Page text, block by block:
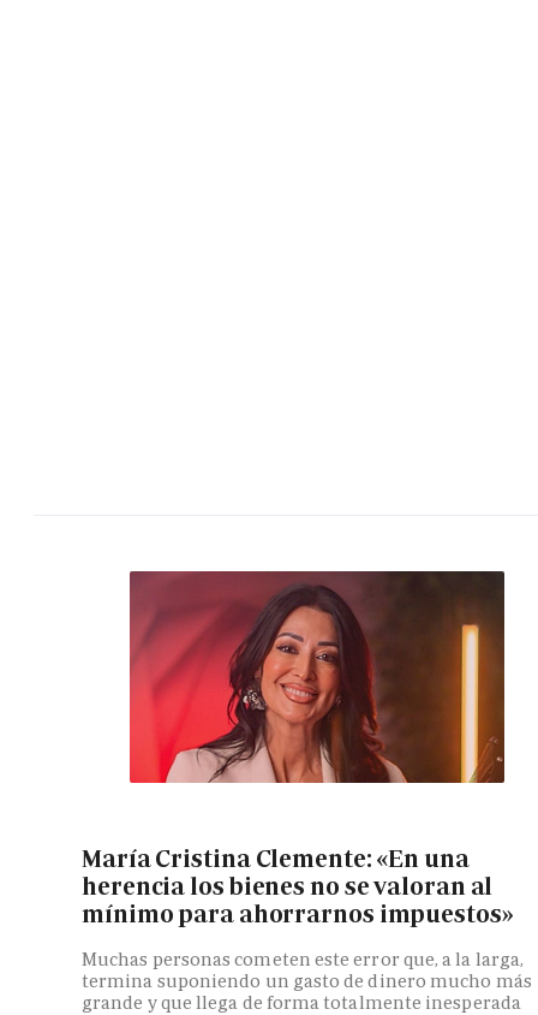
María Cristina Clemente: «En una
herencia los bienes no se valoran al
mínimo para ahorrarnos impuestos»
Muchas personas cometen este error que, a la larga,
termina suponiendo un gasto de dinero mucho más
grande y que llega de forma totalmente inesperada